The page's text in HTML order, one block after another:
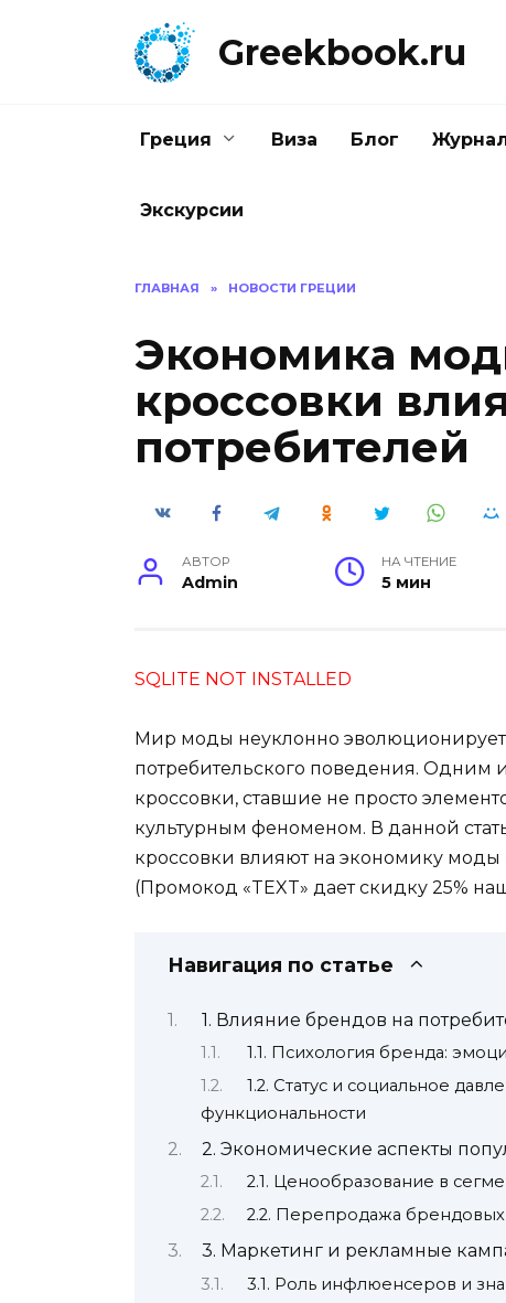
Greekbook.ru
Греция Виза Блог
Экскурсии
ГЛАВНАЯ » НОВОСТИ ГРЕЦИИ
Экономика
кроссовки
потребителей
АВТОР
Admin
НА ЧТЕНИЕ
5 мин
SQLITE NOT INSTALLED
Мир моды неуклонно
потребительского поведения. Одним
кроссовки, ставшие не просто
культурным феноменом. В данной
кроссовки влияют на экономику
(Промокод «TEXT» дает скидку 25%
Навигация по статье
1. Влияние брендов на
1.1. Психология бренда:
1.2. Статус и социальное
функциональности
2. Экономические аспекты
2.1. Ценообразование в
2.2. Перепродажа брендовых
3. Маркетинг и рекламные
3.1. Роль инфлюенсеров и